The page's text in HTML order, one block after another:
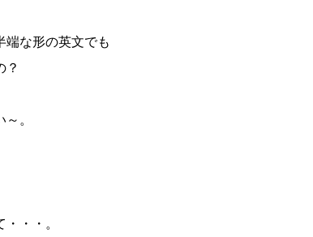
端な形の英文でも
？
。
・・。